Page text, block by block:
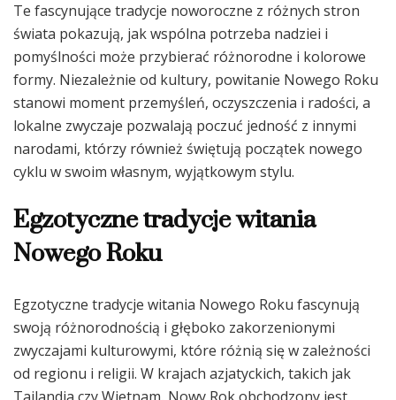
Te fascynujące tradycje noworoczne z różnych stron
świata pokazują, jak wspólna potrzeba nadziei i
pomyślności może przybierać różnorodne i kolorowe
formy. Niezależnie od kultury, powitanie Nowego Roku
stanowi moment przemyśleń, oczyszczenia i radości, a
lokalne zwyczaje pozwalają poczuć jedność z innymi
narodami, którzy również świętują początek nowego
cyklu w swoim własnym, wyjątkowym stylu.
Egzotyczne tradycje witania
Nowego Roku
Egzotyczne tradycje witania Nowego Roku fascynują
swoją różnorodnością i głęboko zakorzenionymi
zwyczajami kulturowymi, które różnią się w zależności
od regionu i religii. W krajach azjatyckich, takich jak